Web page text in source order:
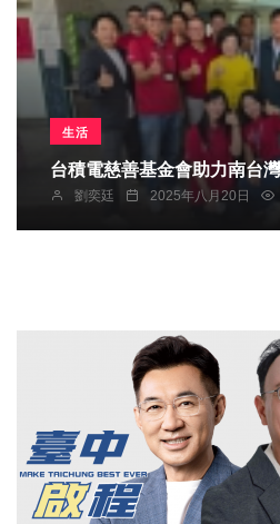
生活
台積電慈善基金會助力南台
劉奕廷 2025年八月20日